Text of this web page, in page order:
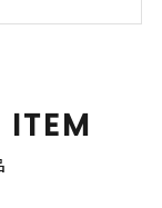
ITEM